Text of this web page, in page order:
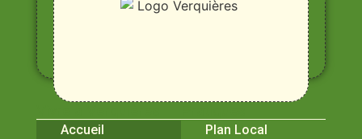
Rhône,
Alpilles
et
Durance
Accueil
Plan Local